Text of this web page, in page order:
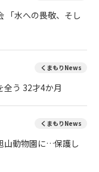
「水への畏敬、そし
くまもりNews
全う 32才4か月
くまもりNews
山動物園に…保護し